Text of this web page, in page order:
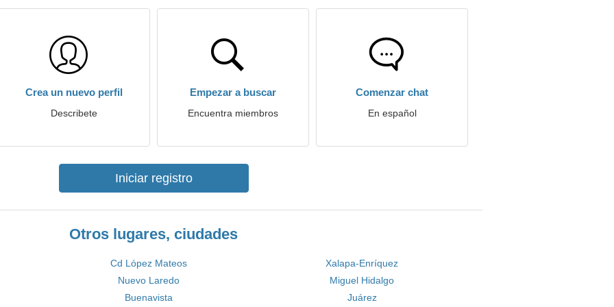
Crea un nuevo perfil
Describete
Empezar a buscar
Encuentra miembros
Comenzar chat
En español
Iniciar registro
Otros lugares, ciudades
Cd López Mateos
Xalapa-Enríquez
Nuevo Laredo
Miguel Hidalgo
Buenavista
Juárez